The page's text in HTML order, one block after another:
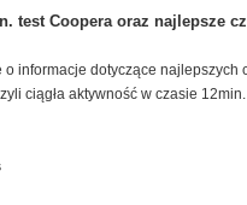
test Coopera oraz najlepsze
o informacje dotyczące
ciągła aktywność w czasie 12min.